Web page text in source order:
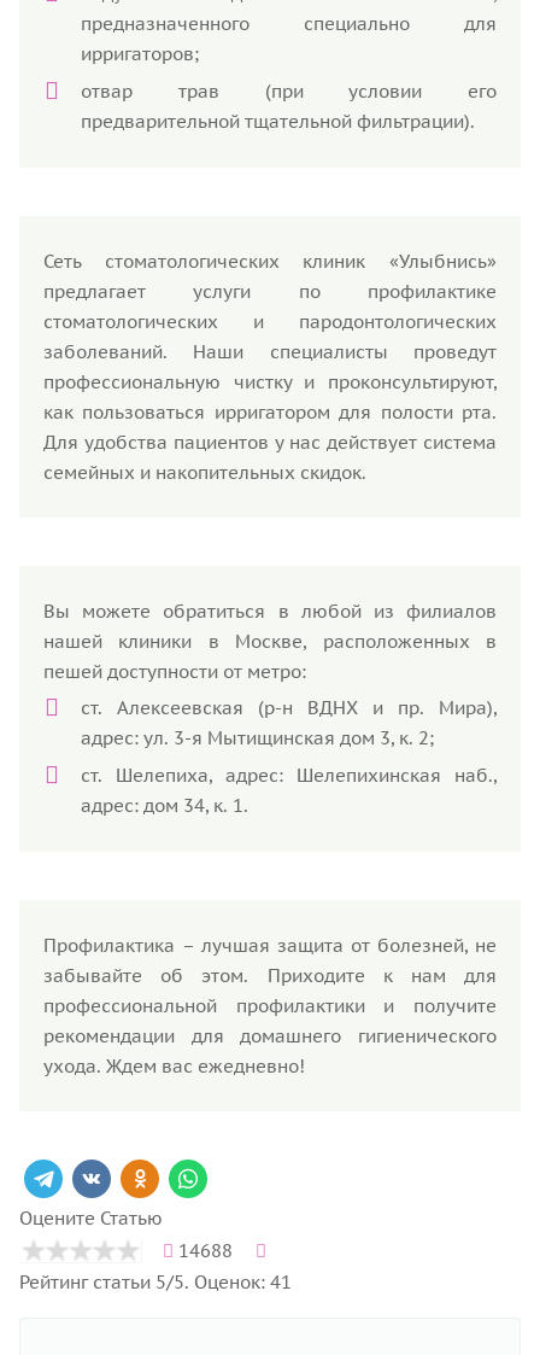
предназначенного специально для
ирригаторов;
отвар трав (при условии его
предварительной тщательной фильтрации).
Сеть стоматологических клиник «Улыбнись»
предлагает услуги по профилактике
стоматологических и пародонтологических
заболеваний. Наши специалисты проведут
профессиональную чистку и проконсультируют,
как пользоваться ирригатором для полости рта.
Для удобства пациентов у нас действует система
семейных и накопительных скидок.
Вы можете обратиться в любой из филиалов
нашей клиники в Москве, расположенных в
пешей доступности от метро:
ст. Алексеевская (р-н ВДНХ и пр. Мира),
адрес: ул. 3-я Мытищинская дом 3, к. 2;
ст. Шелепиха, адрес: Шелепихинская наб.,
адрес: дом 34, к. 1.
Профилактика – лучшая защита от болезней, не
забывайте об этом. Приходите к нам для
профессиональной профилактики и получите
рекомендации для домашнего гигиенического
ухода. Ждем вас ежедневно!
Оцените Статью
14688
Рейтинг статьи 5/5. Оценок: 41